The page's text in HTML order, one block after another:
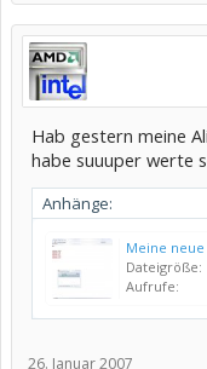
Hab gestern meine
habe suuuper werte
Anhänge:
Meine neue
Dateigröße:
Aufrufe:
26. Januar 2007